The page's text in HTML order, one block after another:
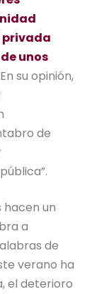
privada
unos
En su opinión,
de
hacen un
a
de
verano ha
el deterioro